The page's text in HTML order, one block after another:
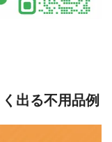
出る不用品例